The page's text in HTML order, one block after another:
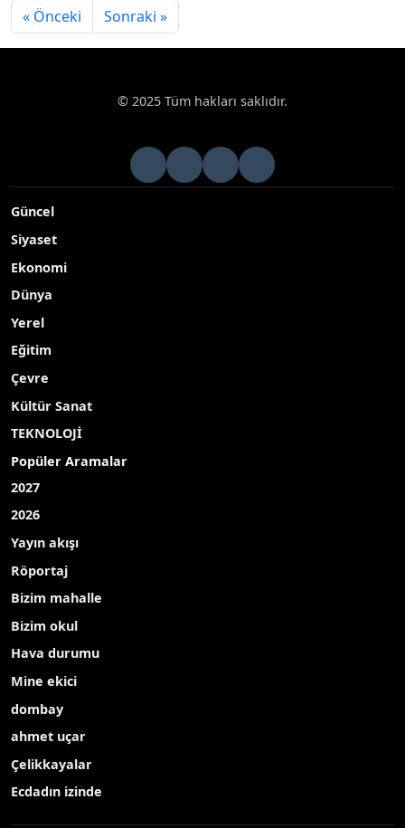
« Önceki Sonraki »
© 2025 Tüm hakları saklıdır.
Güncel
Siyaset
Ekonomi
Dünya
Yerel
Eğitim
Çevre
Kültür Sanat
TEKNOLOJİ
Popüler Aramalar
2027
2026
Yayın akışı
Röportaj
Bizim mahalle
Bizim okul
Hava durumu
Mine ekici
dombay
ahmet uçar
Çelikkayalar
Ecdadın izinde